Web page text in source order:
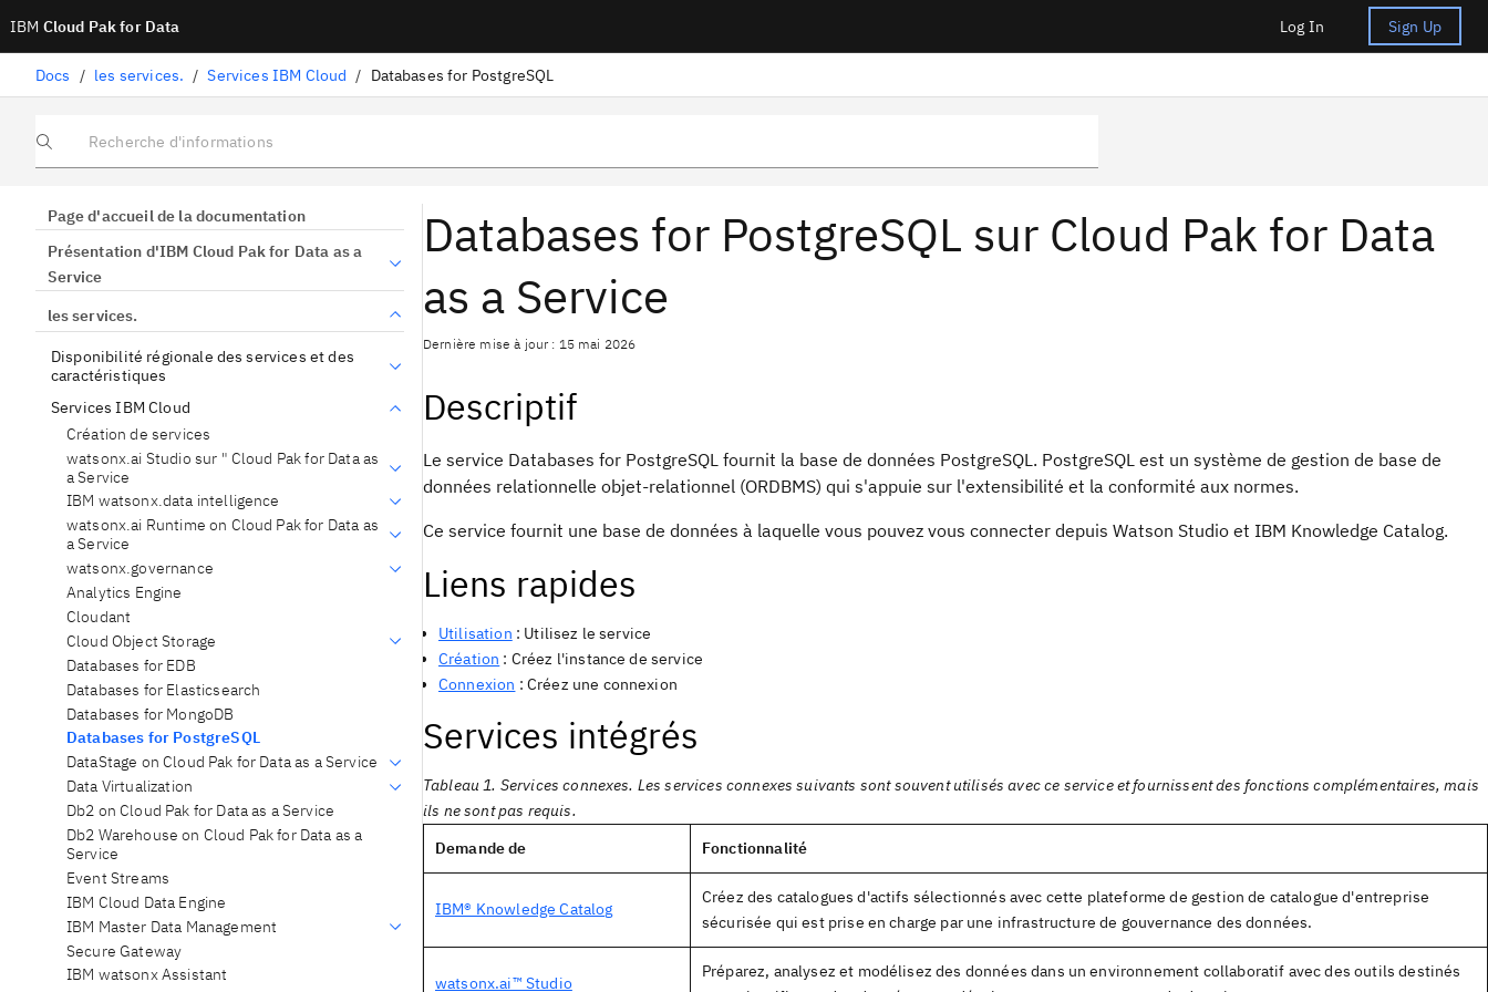
IBM Cloud Pak for Data Log In Sign Up
Docs / les services. / Services IBM Cloud / Databases for PostgreSQL
Recherche d'informations
Page d'accueil de la documentation
Présentation d'IBM Cloud Pak for Data as a
Service
les services.
Disponibilité régionale des services et des
caractéristiques
Services IBM Cloud
Création de services
watsonx.ai Studio sur " Cloud Pak for Data as
a Service
IBM watsonx.data intelligence
watsonx.ai Runtime on Cloud Pak for Data as
a Service
watsonx.governance
Analytics Engine
Cloudant
Cloud Object Storage
Databases for EDB
Databases for Elasticsearch
Databases for MongoDB
Databases for PostgreSQL
DataStage on Cloud Pak for Data as a Service
Data Virtualization
Db2 on Cloud Pak for Data as a Service
Db2 Warehouse on Cloud Pak for Data as a
Service
Event Streams
IBM Cloud Data Engine
IBM Master Data Management
Secure Gateway
IBM watsonx Assistant
Databases for PostgreSQL sur Cloud Pak for Data
as a Service
Dernière mise à jour : 15 mai 2026
Descriptif
Le service Databases for PostgreSQL fournit la base de données PostgreSQL. PostgreSQL est un système de gestion de base de
données relationnelle objet-relationnel (ORDBMS) qui s'appuie sur l'extensibilité et la conformité aux normes.
Ce service fournit une base de données à laquelle vous pouvez vous connecter depuis Watson Studio et IBM Knowledge Catalog.
Liens rapides
Utilisation : Utilisez le service
Création : Créez l'instance de service
Connexion : Créez une connexion
Services intégrés
Tableau 1. Services connexes. Les services connexes suivants sont souvent utilisés avec ce service et fournissent des fonctions complémentaires, mais
ils ne sont pas requis.
Demande de
Fonctionnalité
IBM® Knowledge Catalog
Créez des catalogues d'actifs sélectionnés avec cette plateforme de gestion de catalogue d'entreprise
sécurisée qui est prise en charge par une infrastructure de gouvernance des données.
watsonx.ai™ Studio
Préparez, analysez et modélisez des données dans un environnement collaboratif avec des outils destinés